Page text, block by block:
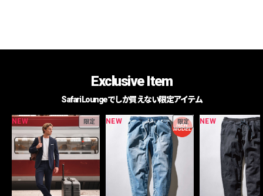
Exclusive Item
Safari Loungeでしか買えない限定アイテム
NEW 限定 NEW 限定 NEW